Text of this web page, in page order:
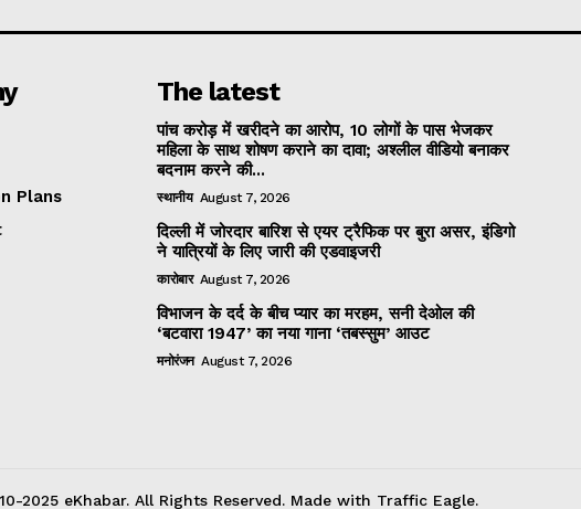
Plans
The latest
पांच करोड़ में खरीदने का आरोप, 10 लोगों के पास भेजकर
महिला के साथ शोषण कराने का दावा; अश्लील वीडियो बनाकर
बदनाम करने की...
स्थानीय August 7, 2026
दिल्ली में जोरदार बारिश से एयर ट्रैफिक पर बुरा असर, इंडिगो
ने यात्रियों के लिए जारी की एडवाइजरी
कारोबार August 7, 2026
विभाजन के दर्द के बीच प्यार का मरहम, सनी देओल की
‘बटवारा 1947’ का नया गाना ‘तबस्सुम’ आउट
मनोरंजन August 7, 2026
2025 eKhabar. All Rights Reserved. Made with Traffic Eagle.